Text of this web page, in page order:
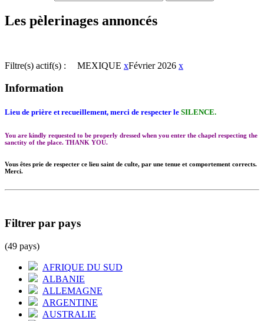
Les pèlerinages annoncés
Filtre(s) actif(s) : MEXIQUE xFévrier 2026 x
Information
Lieu de prière et recueillement, merci de respecter le SILENCE.
You are kindly requested to be properly dressed when you enter the chapel respecting the
sanctity of the place. THANK YOU.
Vous êtes prie de respecter ce lieu saint de culte, par une tenue et comportement corrects.
Merci.
Filtrer par pays
(49 pays)
AFRIQUE DU SUD
ALBANIE
ALLEMAGNE
ARGENTINE
AUSTRALIE